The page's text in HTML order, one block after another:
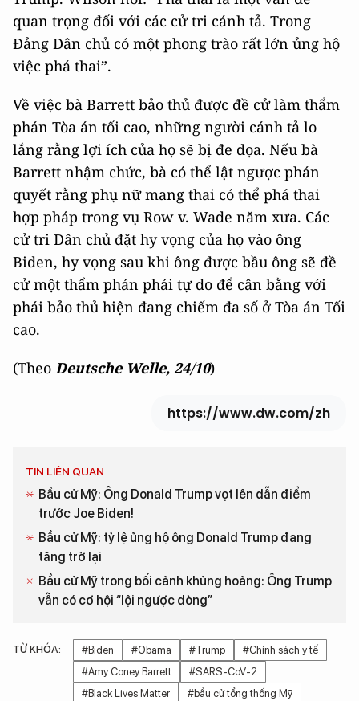
quan trọng đối với các cử tri cánh tả. Trong
Đảng Dân chủ có một phong trào rất lớn ủng hộ
việc phá thai”.
Về việc bà Barrett bảo thủ được đề cử làm thẩm
phán Tòa án tối cao, những người cánh tả lo
lắng rằng lợi ích của họ sẽ bị đe dọa. Nếu bà
Barrett nhậm chức, bà có thể lật ngược phán
quyết rằng phụ nữ mang thai có thể phá thai
hợp pháp trong vụ Row v. Wade năm xưa. Các
cử tri Dân chủ đặt hy vọng của họ vào ông
Biden, hy vọng sau khi ông được bầu ông sẽ đề
cử một thẩm phán phái tự do để cân bằng với
phái bảo thủ hiện đang chiếm đa số ở Tòa án Tối
cao.
(Theo Deutsche Welle, 24/10)
https://www.dw.com/zh
TIN LIÊN QUAN
Bầu cử Mỹ: Ông Donald Trump vọt lên dẫn điểm
trước Joe Biden!
Bầu cử Mỹ: tỷ lệ ủng hộ ông Donald Trump đang
tăng trở lại
Bầu cử Mỹ trong bối cảnh khủng hoảng: Ông Trump
vẫn có cơ hội “lội ngược dòng”
TỪ KHÓA: #Biden #Obama #Trump
#Chính sách y tế
#Amy Coney Barrett
#SARS-CoV-2
#Black Lives Matter
#bầu cử tổng thống Mỹ